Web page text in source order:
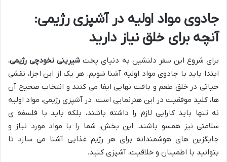
جادوی مواد اولیه در آشپزی رژیمی:
آنچه برای خلق نیاز دارید
برای شروع این سفر دلنشین به دنیای پخت شیرینی نخودچی رژیمی،
ابتدا باید با جادوی مواد اولیه آشنا شویم. هر یک از این اجزا، نقشی
حیاتی در خلق طعم و بافت نهایی ایفا می کنند و انتخاب صحیح آن
ها، کلید موفقیت در این هنرنمایی است. در آشپزی رژیمی، مواد اولیه
نه تنها باید کارایی لازم را داشته باشند، بلکه باید با فلسفه ی
سلامتی نیز همسو باشند. این بخش، شما را با مواد مورد نیاز و
جایگزین های هوشمندانه برای هر رژیم غذایی آشنا می سازد تا
بتوانید با اطمینان و خلاقیت، آشپزی کنید.